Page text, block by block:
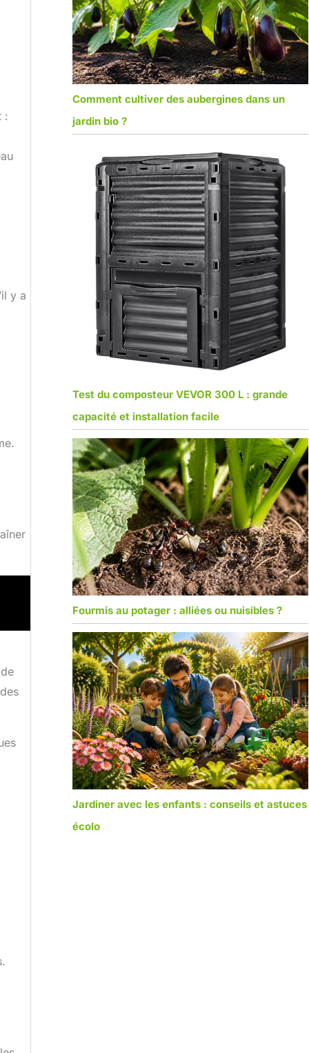
:
y a
Comment cultiver des aubergines dans un
jardin bio ?
Test du composteur VEVOR 300 L : grande
capacité et installation facile
Fourmis au potager : alliées ou nuisibles ?
Jardiner avec les enfants : conseils et astuces
écolo